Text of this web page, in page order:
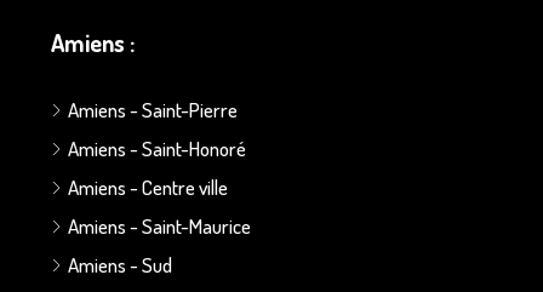
Amiens :
Amiens - Saint-Pierre
Amiens - Saint-Honoré
Amiens - Centre ville
Amiens - Saint-Maurice
Amiens - Sud